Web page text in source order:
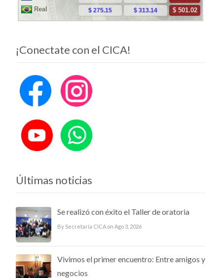
¡Conectate con el CICA!
Últimas noticias
Se realizó con éxito el Taller de oratoria
By Secretaría CICA on Ago 3, 2026
Vivimos el primer encuentro: Entre amigos y
negocios